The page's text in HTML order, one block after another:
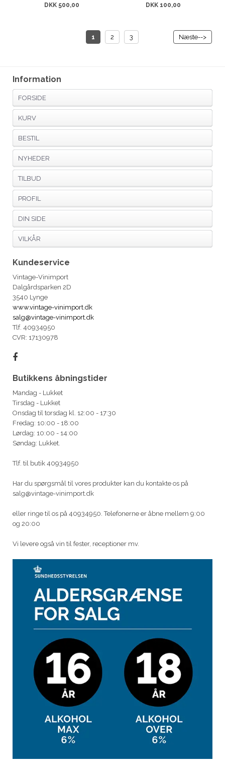
DKK 500,00 DKK 100,00
1 2 3 Næste-->
Information
FORSIDE
KURV
BESTIL
NYHEDER
TILBUD
PROFIL
DIN SIDE
VILKÅR
Kundeservice
Vintage-Vinimport
Dalgårdsparken 2D
3540 Lynge
www.vintage-vinimport.dk
salg@vintage-vinimport.dk
Tlf. 40934950
CVR: 17130978
Butikkens åbningstider
Mandag - Lukket
Tirsdag - Lukket
Onsdag til torsdag kl. 12:00 - 17:30
Fredag: 10:00 - 18:00
Lørdag: 10:00 - 14:00
Søndag: Lukket.
Tlf. til butik 40934950
Har du spørgsmål til vores produkter kan du kontakte os på
salg@vintage-vinimport.dk
eller ringe til os på 40934950. Telefonerne er åbne mellem 9:00
og 20:00
Vi levere også vin til fester, receptioner mv.